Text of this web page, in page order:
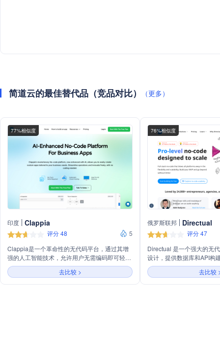
简道云的最佳替代品（竞品对比） （更多）
77%相似度
印度 Clappia
评分 48
5
Clappia是一个革命性的无代码平台，通过其增
强的人工智能技术，允许用户无需编码即可轻松
创建定制的应用程序以满足业务需求。该平台提
供从移动应用构建到托管和数据库的四个简单步
骤，支持选择和定制预编码模块，设置系统和流
去比较 >
76%相似度
俄罗斯联邦 Directual
评分 47
Directual 是一个强大的无
设计，提供数据库和API构
置、网页构建器、区块链
帮助用户快速构建内部应
Web3应用等。
去比较